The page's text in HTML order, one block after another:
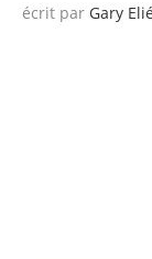
écrit par Gary